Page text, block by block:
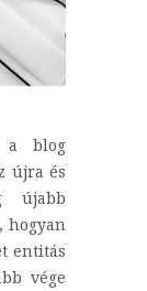
a blog
újra és
újabb
hogyan
entitás
vége